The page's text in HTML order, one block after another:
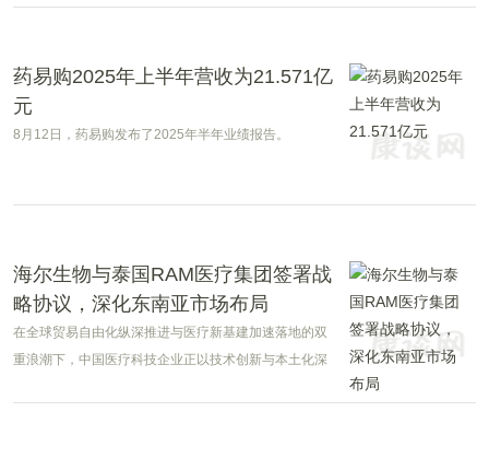
药易购2025年上半年营收为21.571亿
元
8月12日，药易购发布了2025年半年业绩报告。
海尔生物与泰国RAM医疗集团签署战
略协议，深化东南亚市场布局
在全球贸易自由化纵深推进与医疗新基建加速落地的双
重浪潮下，中国医疗科技企业正以技术创新与本土化深